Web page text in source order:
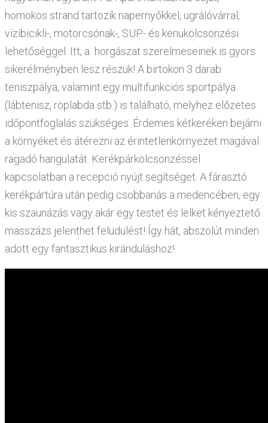
homokos strand tartozik napernyőkkel, ugrálóvárral,
vízibicikli-, motorcsónak-, SUP- és kenukölcsönzési
lehetőséggel. Itt, a horgászat szerelmeseinek is gyors
sikerélményben lesz részük! A birtokon 3 darab
teniszpálya, valamint egy multifunkciós sportpálya
(lábtenisz, röplabda stb.) is található, melyhez előzetes
időpontfoglalás szükséges. Érdemes kétkeréken bejárni
a környéket és átérezni az érintetlenkörnyezet magával
ragadó hangulatát. Kerékpárkölcsönzéssel
kapcsolatban a recepció nyújt segítséget. A fárasztó
kerékpártúra után pedig csobbanás a medencében, egy
kis szaunázás vagy akár egy testet és lelket kényeztető
masszázs jelenthet felüdülést! Így hát, abszolút minden
adott egy fantasztikus kiránduláshoz!